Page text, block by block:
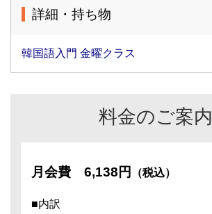
詳細・持ち物
韓国語入門 金曜クラス
料金のご案内
月会費 6,138円 （税込）
■内訳